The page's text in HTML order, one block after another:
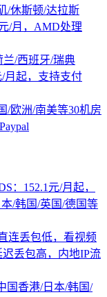
/休斯顿/达拉斯
/月，AMD处理
/西班牙/瑞典
/月起，支持支付
/欧洲/南美等30机房
：152.1元/月起，
/韩国/英国/德国等
连丢包低，看视频
丢包高，内地IP流
国香港/日本/韩国/